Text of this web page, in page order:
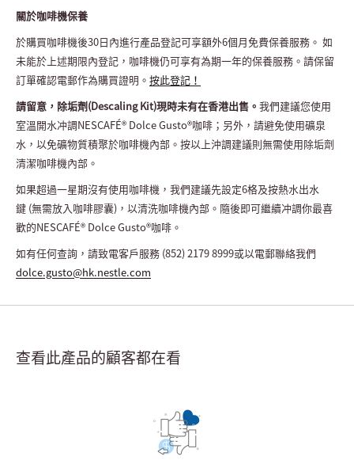
關於咖啡機保養
於購買咖啡機後30日內進行產品登記可享額外6個月免費保養服務。 如
未能於上述期限內登記，咖啡機仍可享有為期一年的保養服務。請保留
訂單確認電郵作為購買證明。 按此登記！
請留意，除垢劑(Descaling Kit)現時未有在香港出售。 我們建議您使用
室溫開水冲調NESCAFÉ® Dolce Gusto®咖啡；另外，請避免使用礦泉
水，以免礦物質積聚於咖啡機內部。按以上沖調建議則無需使用除垢劑
清潔咖啡機內部。
如果超過一星期沒有使用咖啡機，我們建議先設定6格及按熱水出水
鍵 (無需放入咖啡膠囊) ，以清洗咖啡機內部。隨後即可繼續冲調你最喜
歡的NESCAFÉ® Dolce Gusto®咖啡。
如有任何查詢，請致電客戶服務 (852) 2179 8999或以電郵聯絡我們
dolce.gusto@hk.nestle.com
查看此產品的顧客都在看